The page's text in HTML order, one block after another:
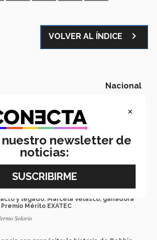
VOLVER AL ÍNDICE navigate_next
Nacional
Institución
y legado: Marcela Velasco, ganadora
Mérito EXATEC
Solorio
×
nuestro newsletter de
noticias: